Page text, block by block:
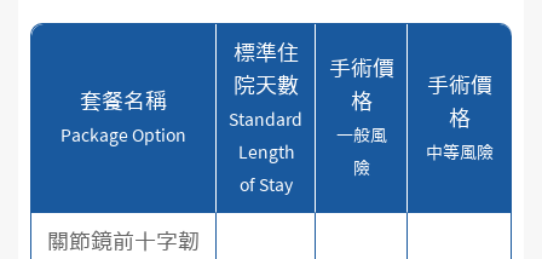
套餐名稱
Package Option
標準住
院天數
Standard
Length
of Stay
手術價
格
一般風
險
手術價
格
中等風險
關節鏡前十字韌